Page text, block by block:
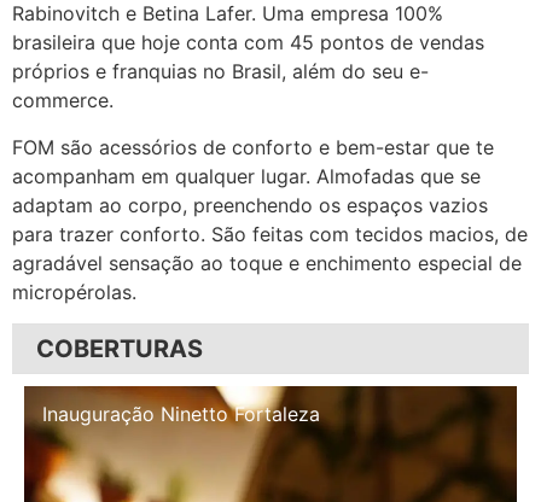
Rabinovitch e Betina Lafer. Uma empresa 100%
brasileira que hoje conta com 45 pontos de vendas
próprios e franquias no Brasil, além do seu e-
commerce.
FOM são acessórios de conforto e bem-estar que te
acompanham em qualquer lugar. Almofadas que se
adaptam ao corpo, preenchendo os espaços vazios
para trazer conforto. São feitas com tecidos macios, de
agradável sensação ao toque e enchimento especial de
micropérolas.
COBERTURAS
Inauguração Illa Café